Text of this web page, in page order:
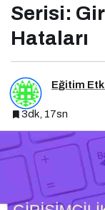
Serisi:
Hataları
Eğitim
3dk, 17sn